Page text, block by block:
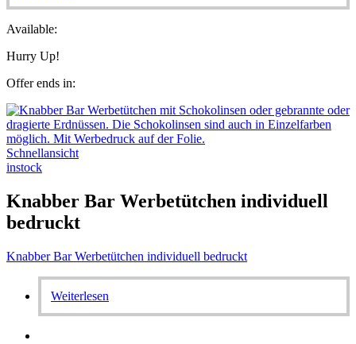
Available:
Hurry Up!
Offer ends in:
Schnellansicht
instock
Knabber Bar Werbetütchen individuell
bedruckt
Knabber Bar Werbetütchen individuell bedruckt
Weiterlesen